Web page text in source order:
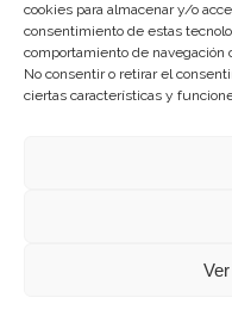
cookies para almacenar y/o
consentimiento de estas
comportamiento de navegación
No consentir o retirar el
ciertas características y
parcialmente,
con fondos provenientes del